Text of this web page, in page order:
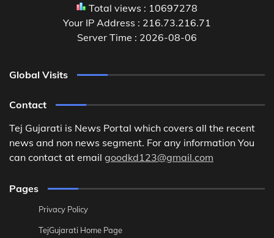
Total views : 10697278
Your IP Address : 216.73.216.71
Server Time : 2026-08-06
Global Visits
Contact
Tej Gujarati is News Portal which covers all the recent
news and non news segment. For any information You
can contact at email goodkd123@gmail.com
Pages
Privacy Policy
TejGujarati Home Page